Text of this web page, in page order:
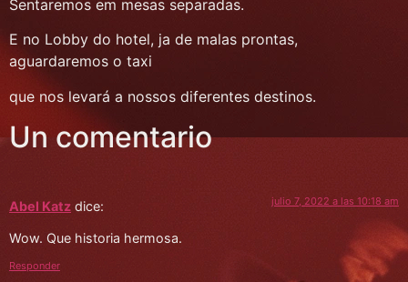
Sentaremos em mesas separadas.
E no Lobby do hotel, ja de malas prontas,
aguardaremos o taxi
que nos levará a nossos diferentes destinos.
Un comentario
Abel Katz dice: julio 7, 2022 a las 10:18 am
Wow. Que historia hermosa.
Responder